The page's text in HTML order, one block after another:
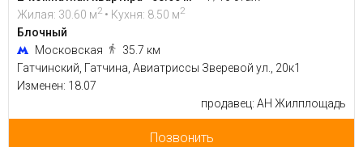
Жилая: 30.60 м2 • Кухня: 8.50 м2
Блочный
Московская
35.7 км
Гатчинский, Гатчина, Авиатриссы Зверевой ул., 20к1
Изменен: 18.07
продавец: АН Жилплощадь
Позвонить